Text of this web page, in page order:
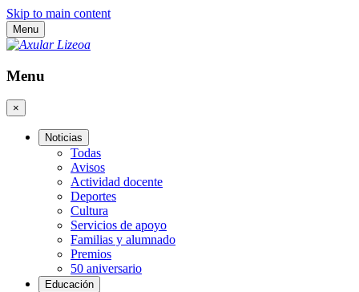
Skip to main content
Menu
Menu
×
Noticias
Todas
Avisos
Actividad docente
Deportes
Cultura
Servicios de apoyo
Familias y alumnado
Premios
50 aniversario
Educación